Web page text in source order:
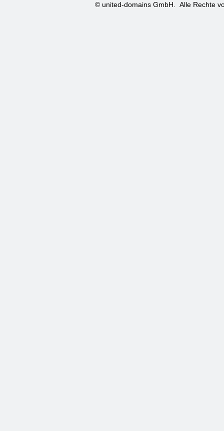
© united-domains GmbH. Alle Rechte